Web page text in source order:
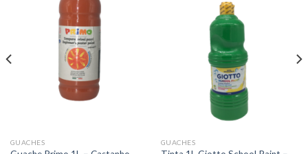
GUACHES GUACHES